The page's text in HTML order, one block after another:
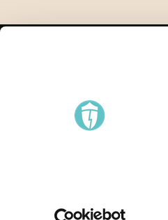
Privatlivspolitik
Bornholms Middelaldercenter